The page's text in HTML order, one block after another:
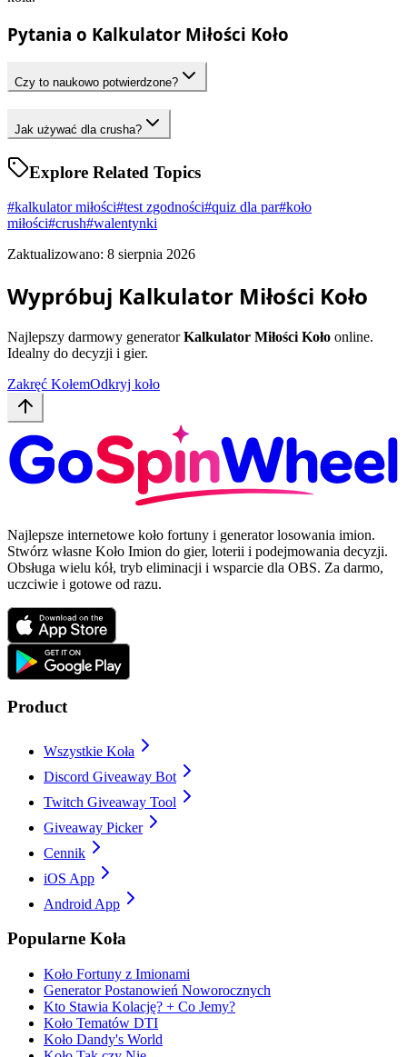
Pytania o Kalkulator Miłości Koło
Czy to naukowo potwierdzone?
Jak używać dla crusha?
Explore Related Topics
#kalkulator miłości#test zgodności#quiz dla par#koło
miłości#crush#walentynki
Zaktualizowano: 8 sierpnia 2026
Wypróbuj Kalkulator Miłości Koło
Najlepszy darmowy generatorKalkulator Miłości Koło online.
Idealny do decyzji i gier.
Zakręć KołemOdkryj koło
Najlepsze internetowe koło fortuny i generator losowania imion.
Stwórz własne Koło Imion do gier, loterii i podejmowania decyzji.
Obsługa wielu kół, tryb eliminacji i wsparcie dla OBS. Za darmo,
uczciwie i gotowe od razu.
Product
Wszystkie Koła
Discord Giveaway Bot
Twitch Giveaway Tool
Giveaway Picker
Cennik
iOS App
Android App
Popularne Koła
Koło Fortuny z Imionami
Generator Postanowień Noworocznych
Kto Stawia Kolację? + Co Jemy?
Koło Tematów DTI
Koło Dandy's World